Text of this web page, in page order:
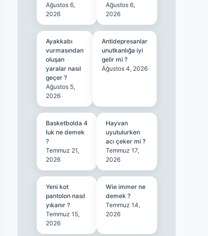
Ağustos 6,
2026
Ağustos 6,
2026
Ayakkabı
vurmasından
oluşan
yaralar nasıl
geçer ?
Ağustos 5,
2026
Antidepresanlar
unutkanlığa iyi
gelir mi ?
Ağustos 4, 2026
Basketbolda 4
luk ne demek
?
Temmuz 21,
2026
Hayvan
uyutulurken
acı çeker mi ?
Temmuz 17,
2026
Yeni kot
pantolon nasıl
yıkanır ?
Temmuz 15,
2026
Wie immer ne
demek ?
Temmuz 14,
2026